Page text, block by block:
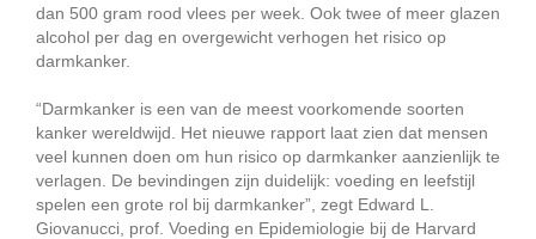
dan 500 gram rood vlees per week. Ook twee of meer glazen
alcohol per dag en overgewicht verhogen het risico op
darmkanker.
“Darmkanker is een van de meest voorkomende soorten
kanker wereldwijd. Het nieuwe rapport laat zien dat mensen
veel kunnen doen om hun risico op darmkanker aanzienlijk te
verlagen. De bevindingen zijn duidelijk: voeding en leefstijl
spelen een grote rol bij darmkanker”, zegt Edward L.
Giovanucci, prof. Voeding en Epidemiologie bij de Harvard